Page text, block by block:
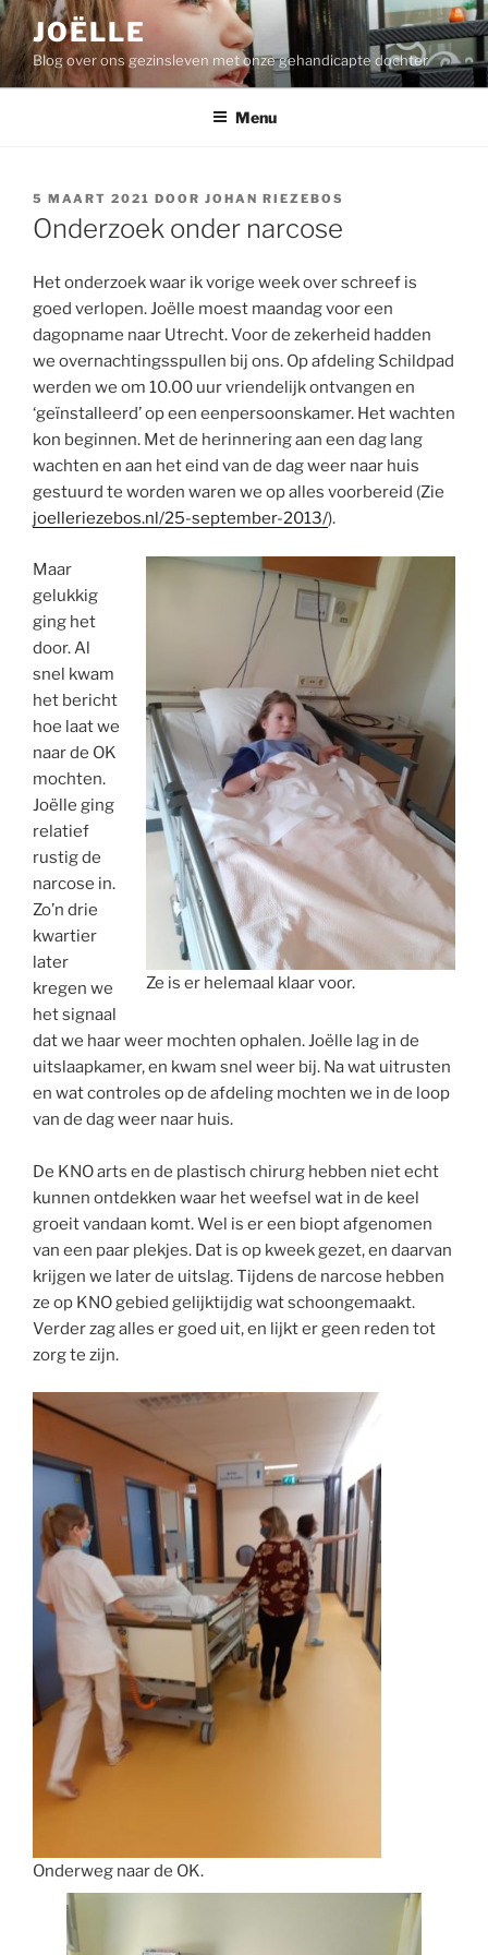
Ga
naar
de
inhoud
JOËLLE
Blog over ons gezinsleven met onze gehandicapte dochter
Menu
GEPLAATST
OP
5 MAART 2021 DOOR JOHAN RIEZEBOS
Onderzoek onder narcose
Het onderzoek waar ik vorige week over schreef is
goed verlopen. Joëlle moest maandag voor een
dagopname naar Utrecht. Voor de zekerheid hadden
we overnachtingsspullen bij ons. Op afdeling Schildpad
werden we om 10.00 uur vriendelijk ontvangen en
‘geïnstalleerd’ op een eenpersoonskamer. Het wachten
kon beginnen. Met de herinnering aan een dag lang
wachten en aan het eind van de dag weer naar huis
gestuurd te worden waren we op alles voorbereid (Zie
joelleriezebos.nl/25-september-2013/).
Ze is er helemaal klaar voor.
Maar
gelukkig
ging het
door. Al
snel kwam
het bericht
hoe laat we
naar de OK
mochten.
Joëlle ging
relatief
rustig de
narcose in.
Zo’n drie
kwartier
later
kregen we
het signaal
dat we haar weer mochten ophalen. Joëlle lag in de
uitslaapkamer, en kwam snel weer bij. Na wat uitrusten
en wat controles op de afdeling mochten we in de loop
van de dag weer naar huis.
De KNO arts en de plastisch chirurg hebben niet echt
kunnen ontdekken waar het weefsel wat in de keel
groeit vandaan komt. Wel is er een biopt afgenomen
van een paar plekjes. Dat is op kweek gezet, en daarvan
krijgen we later de uitslag. Tijdens de narcose hebben
ze op KNO gebied gelijktijdig wat schoongemaakt.
Verder zag alles er goed uit, en lijkt er geen reden tot
zorg te zijn.
Onderweg naar de OK.